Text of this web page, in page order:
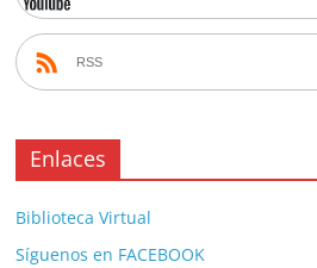
RSS
Enlaces
Biblioteca Virtual
Síguenos en FACEBOOK